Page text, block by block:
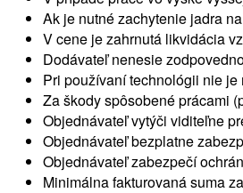
Ak je nutné zachytenie jadra
V cene je zahrnutá likvidácia
Dodávateľ nenesie
Pri používaní technológii nie
Za škody spôsobené prácami
Objednávateľ vytýči viditeľne
Objednávateľ bezplatne
Objednávateľ zabezpečí
Minimálna fakturovaná suma